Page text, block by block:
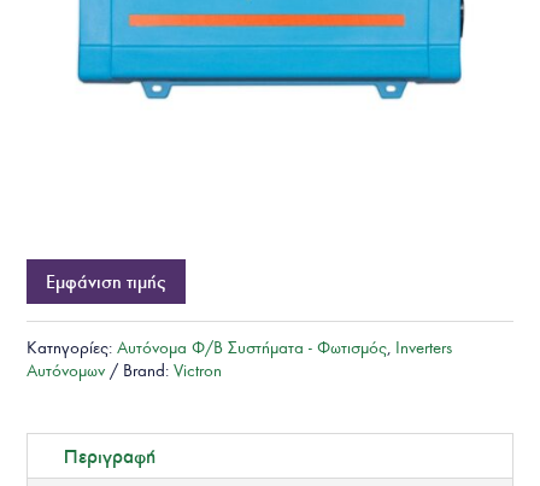
Εμφάνιση τιμής
Κατηγορίες:Αυτόνομα Φ/Β Συστήματα - Φωτισμός, Inverters
Αυτόνομων
Brand:Victron
Περιγραφή